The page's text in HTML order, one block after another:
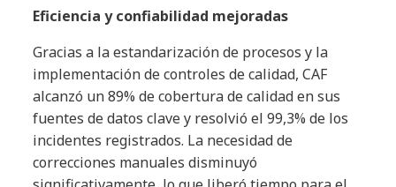
Eficiencia y confiabilidad mejoradas
Gracias a la estandarización de procesos y la
implementación de controles de calidad, CAF
alcanzó un 89% de cobertura de calidad en sus
fuentes de datos clave y resolvió el 99,3% de los
incidentes registrados. La necesidad de
correcciones manuales disminuyó